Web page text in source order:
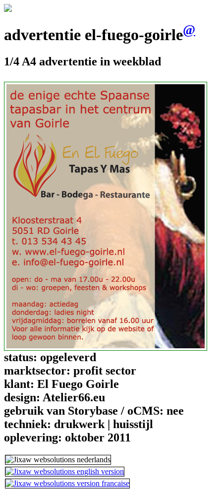
advertentie el-fuego-goirle@
1/4 A4 advertentie in weekblad
status: opgeleverd
marktsector: profit sector
klant: El Fuego Goirle
design: Atelier66.eu
gebruik van Storybase / oCMS: nee
techniek: drukwerk | huisstijl
oplevering: oktober 2011